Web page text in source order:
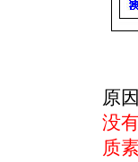
怎
原
没
质素